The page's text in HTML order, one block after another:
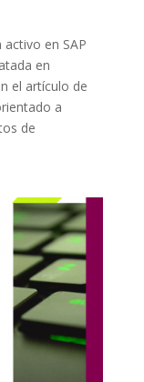
en SAP
en
el artículo de
a
de